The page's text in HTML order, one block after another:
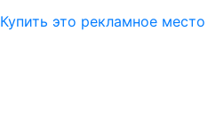
Купить это рекламное место